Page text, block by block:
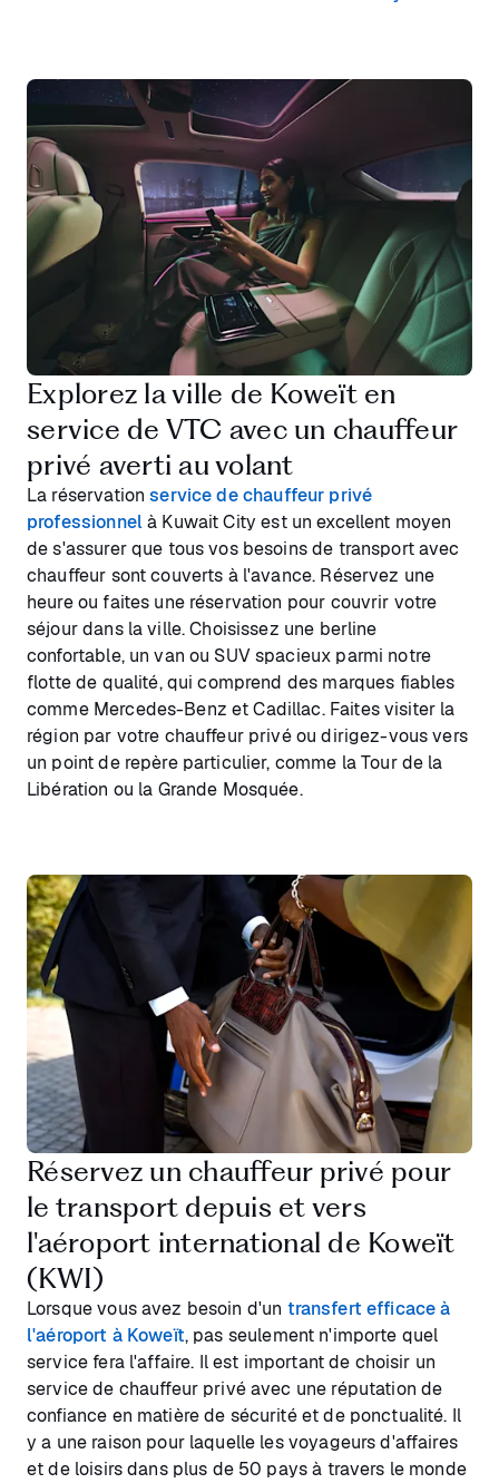
Explorez la ville de Koweït en
service de VTC avec un chauffeur
privé averti au volant
La réservationservice de chauffeur privé
professionnelà Kuwait City est un excellent moyen
de s'assurer que tous vos besoins de transport avec
chauffeur sont couverts à l'avance. Réservez une
heure ou faites une réservation pour couvrir votre
séjour dans la ville. Choisissez une berline
confortable, un van ou SUV spacieux parmi notre
flotte de qualité, qui comprend des marques fiables
comme Mercedes-Benz et Cadillac. Faites visiter la
région par votre chauffeur privé ou dirigez-vous vers
un point de repère particulier, comme la Tour de la
Libération ou la Grande Mosquée.
Réservez un chauffeur privé pour
le transport depuis et vers
l'aéroport international de Koweït
(KWI)
Lorsque vous avez besoin d'un transfert efficace à
l'aéroport à Koweït, pas seulement n'importe quel
service fera l'affaire. Il est important de choisir un
service de chauffeur privé avec une réputation de
confiance en matière de sécurité et de ponctualité. Il
y a une raison pour laquelle les voyageurs d'affaires
et de loisirs dans plus de 50 pays à travers le monde